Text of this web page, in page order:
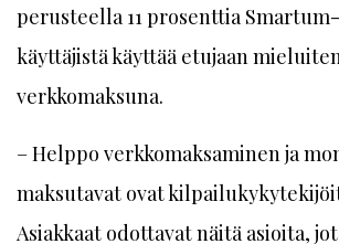
perusteella 11 prosenttia
käyttäjistä käyttää etujaan mieluiten
verkkomaksuna.
– Helppo verkkomaksaminen ja
maksutavat ovat
Asiakkaat odottavat näitä asioita,